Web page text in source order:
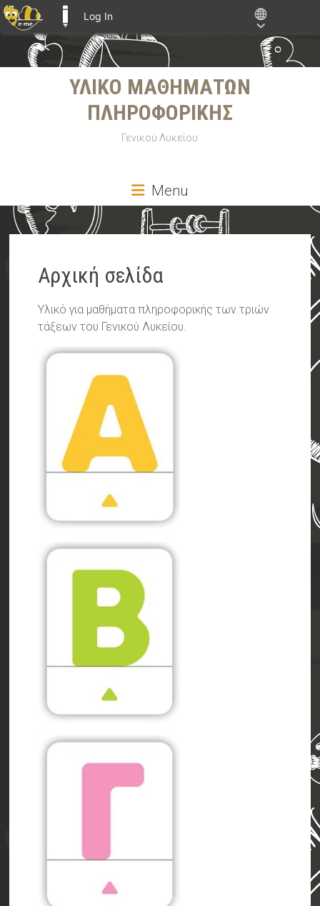
Log In
ΥΛΙΚΟ ΜΑΘΗΜΑΤΩΝ
ΠΛΗΡΟΦΟΡΙΚΗΣ
Γενικού Λυκείου
Menu
Αρχική σελίδα
Υλικό για μαθήματα πληροφορικής των τριών
τάξεων του Γενικού Λυκείου.